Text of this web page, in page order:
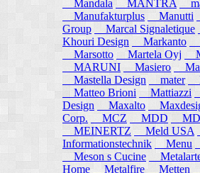
Mandala
MANTRA
Manufakturplus
Manutti
Group
Marcal Signaletique
Khouri Design
Markanto
Marsotto
Martela Oyj
MARUNI
Masiero
Mastella Design
mater
Matteo Brioni
Mattiazzi
Design
Maxalto
Corp.
MCZ MDD
MEINERTZ
Meld USA
Informationstechnik
Menu
Meson s Cucine
Home Metalfire Metten